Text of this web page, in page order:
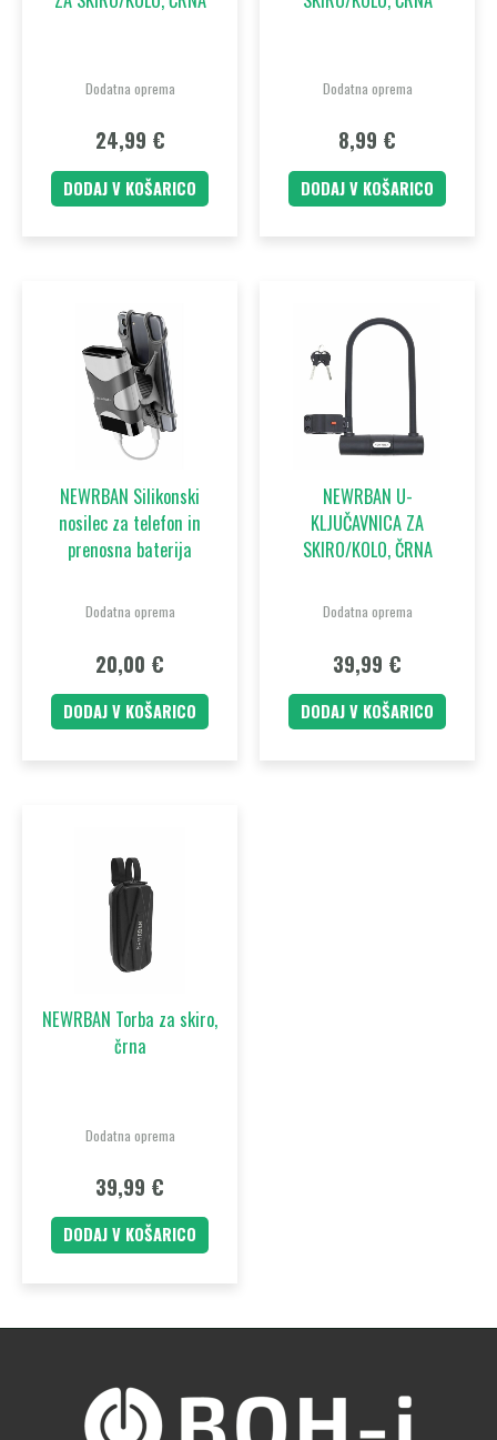
Dodatna oprema
24,99 €
DODAJ V KOŠARICO
Dodatna oprema
8,99 €
DODAJ V KOŠARICO
NEWRBAN Silikonski
nosilec za telefon in
prenosna baterija
Dodatna oprema
20,00 €
DODAJ V KOŠARICO
NEWRBAN U-
KLJUČAVNICA ZA
SKIRO/KOLO, ČRNA
Dodatna oprema
39,99 €
DODAJ V KOŠARICO
NEWRBAN Torba za skiro,
črna
Dodatna oprema
39,99 €
DODAJ V KOŠARICO